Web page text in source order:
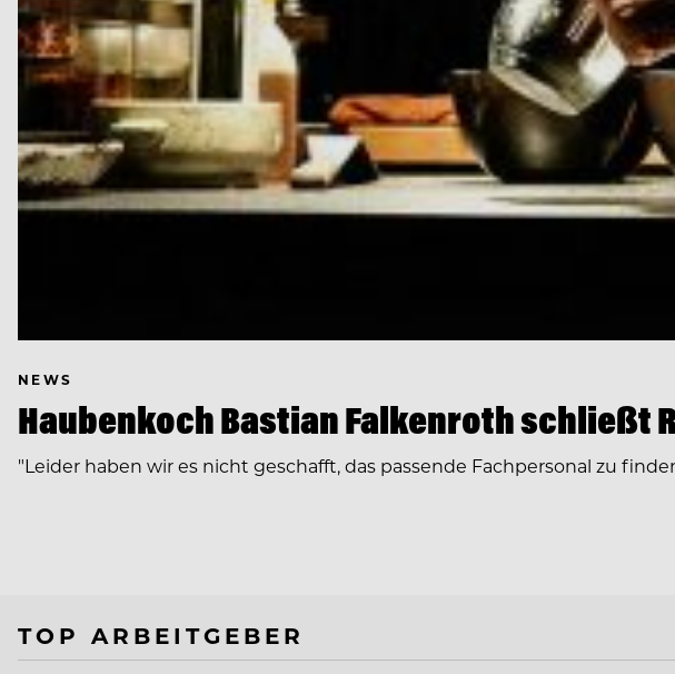
NEWS
Haubenkoch Bastian Falkenroth schließt
"Leider haben wir es nicht geschafft, das passende Fachpersonal zu
TOP ARBEITGEBER